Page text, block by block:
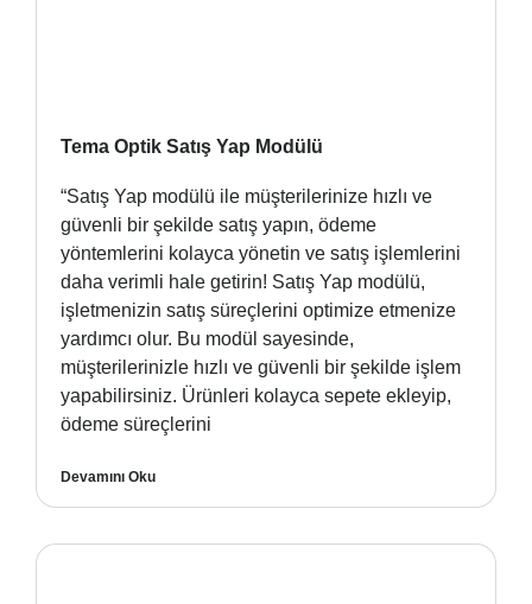
Tema Optik Satış Yap Modülü
“Satış Yap modülü ile müşterilerinize hızlı ve
güvenli bir şekilde satış yapın, ödeme
yöntemlerini kolayca yönetin ve satış işlemlerini
daha verimli hale getirin! Satış Yap modülü,
işletmenizin satış süreçlerini optimize etmenize
yardımcı olur. Bu modül sayesinde,
müşterilerinizle hızlı ve güvenli bir şekilde işlem
yapabilirsiniz. Ürünleri kolayca sepete ekleyip,
ödeme süreçlerini
Devamını Oku